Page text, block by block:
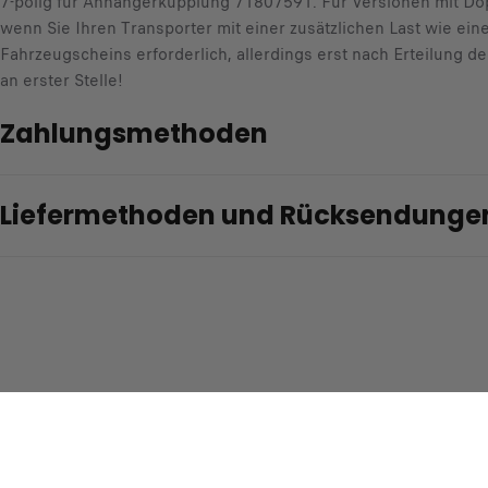
wenn Sie Ihren Transporter mit einer zusätzlichen Last wie
Fahrzeugscheins erforderlich, allerdings erst nach Erteilung
an erster Stelle!
Zahlungsmethoden
Liefermethoden und